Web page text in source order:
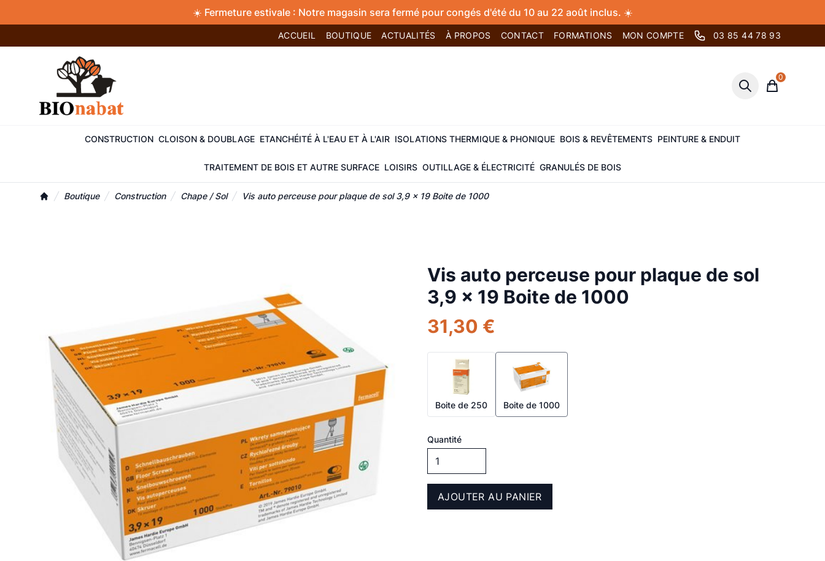
☀️ Fermeture estivale : Notre magasin sera fermé pour congés d'été du 10 au 22 août inclus. ☀️
ACCUEIL BOUTIQUE ACTUALITÉS À PROPOS CONTACT FORMATIONS MON COMPTE 03 85 44 78 93
Panier
0
CONSTRUCTION CLOISON & DOUBLAGE ETANCHÉITÉ À L'EAU ET À L'AIR ISOLATIONS THERMIQUE & PHONIQUE BOIS & REVÊTEMENTS PEINTURE & ENDUIT
TRAITEMENT DE BOIS ET AUTRE SURFACE LOISIRS OUTILLAGE & ÉLECTRICITÉ GRANULÉS DE BOIS
Boutique Construction Chape / Sol Vis auto perceuse pour plaque de sol 3,9 x 19 Boite de 1000
Vis auto perceuse pour plaque de sol
3,9 x 19 Boite de 1000
31,30 €
Boite de 250 Boite de 1000
Quantité
AJOUTER AU PANIER